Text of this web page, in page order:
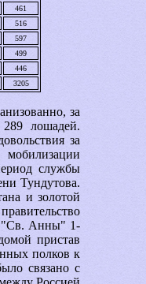
461
516
597
499
446
3205
за
лошадей.
за
службы
Тундутова.
и золотой
"Св. Анны" 1-
пристав
полков к
связано с